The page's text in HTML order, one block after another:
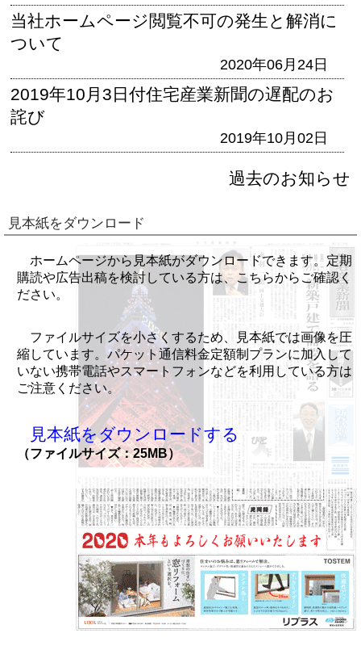
当社ホームページ閲覧不可の発生と解消に
ついて
2020年06月24日
2019年10月3日付住宅産業新聞の遅配のお
詫び
2019年10月02日
過去のお知らせ
見本紙をダウンロード
ホームページから見本紙がダウンロードできます。定期
購読や広告出稿を検討している方は、こちらからご確認く
ださい。
ファイルサイズを小さくするため、見本紙では画像を圧
縮しています。パケット通信料金定額制プランに加入して
いない携帯電話やスマートフォンなどを利用している方は
ご注意ください。
見本紙をダウンロードする
（ファイルサイズ：25MB）